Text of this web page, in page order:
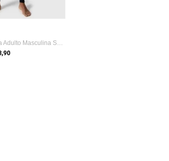
Camisa Térmica Adulto Masculina Segunda ...